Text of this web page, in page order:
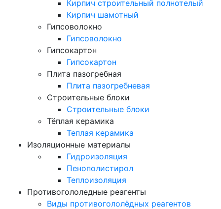
Кирпич строительный полнотелый
Кирпич шамотный
Гипсоволокно
Гипсоволокно
Гипсокартон
Гипсокартон
Плита пазогребная
Плита пазогребневая
Строительные блоки
Строительные блоки
Тёплая керамика
Теплая керамика
Изоляционные материалы
Гидроизоляция
Пенополистирол
Теплоизоляция
Противогололедные реагенты
Виды противогололёдных реагентов